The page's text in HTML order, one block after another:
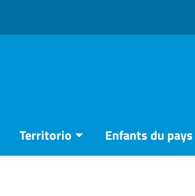
Territorio Enfants du pays